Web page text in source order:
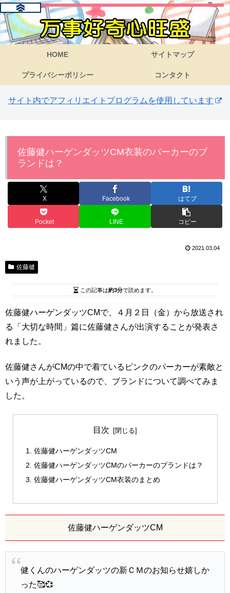
HOME サイトマップ
プライバシーポリシー コンタクト
サイト内でアフィリエイトプログラムを使用しています
佐藤健ハーゲンダッツCM衣装のパーカーのブ
ランドは？
X Facebook はてブ
Pocket LINE コピー
2021.03.04
佐藤健
この記事は約3分で読めます。
佐藤健ハーゲンダッツCMで、４月２日（金）から放送され
る「大切な時間」篇に佐藤健さんが出演することが発表さ
れました。
佐藤健さんがCMの中で着ているピンクのパーカーが素敵と
いう声が上がっているので、ブランドについて調べてみま
した。
目次
佐藤健ハーゲンダッツCM
佐藤健ハーゲンダッツCMのパーカーのブランドは？
佐藤健ハーゲンダッツCM衣装のまとめ
佐藤健ハーゲンダッツCM
健くんのハーゲンダッツの新ＣＭのお知らせ嬉しか
った🥰💞